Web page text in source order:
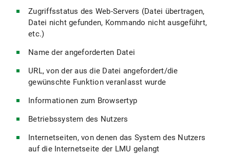
Zugriffsstatus des Web-Servers (Datei übertragen,
Datei nicht gefunden, Kommando nicht ausgeführt,
etc.)
Name der angeforderten Datei
URL, von der aus die Datei angefordert/die
gewünschte Funktion veranlasst wurde
Informationen zum Browsertyp
Betriebssystem des Nutzers
Internetseiten, von denen das System des Nutzers
auf die Internetseite der LMU gelangt